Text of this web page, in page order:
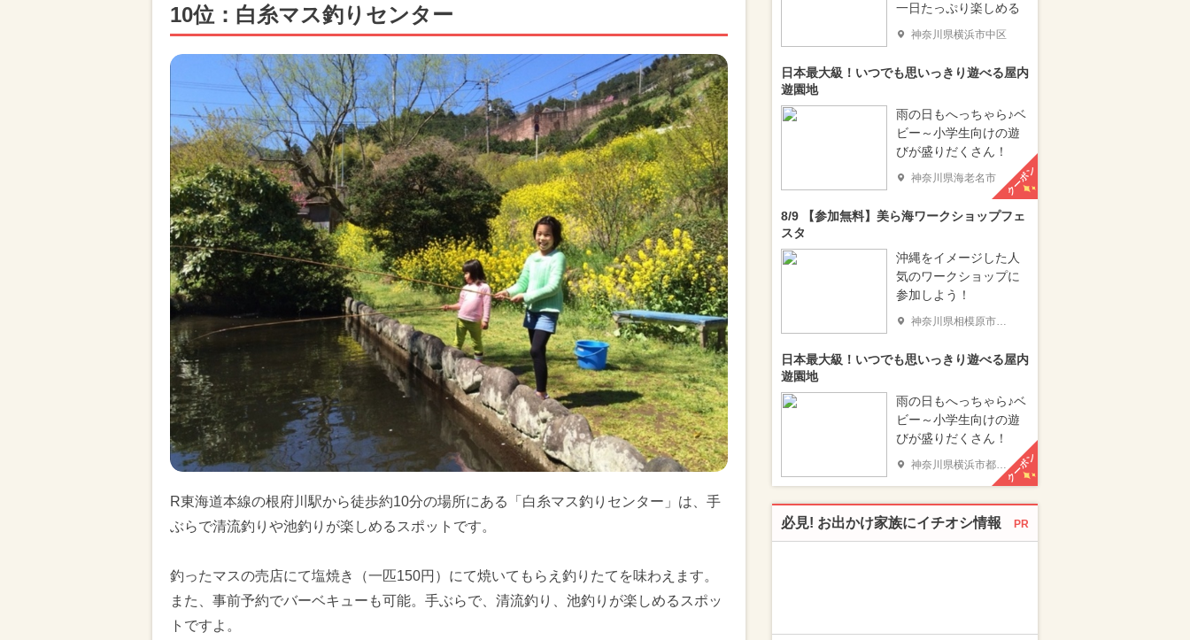
10位：白糸マス釣りセンター
R東海道本線の根府川駅から徒歩約10分の場所にある「白糸マス釣りセンター」は、手
ぶらで清流釣りや池釣りが楽しめるスポットです。
釣ったマスの売店にて塩焼き（一匹150円）にて焼いてもらえ釣りたてを味わえます。
また、事前予約でバーベキューも可能。手ぶらで、清流釣り、池釣りが楽しめるスポッ
トですよ。
一日たっぷり楽しめる
神奈川県横浜市中区
日本最大級！いつでも思いっきり遊べる屋内
遊園地
雨の日もへっちゃら♪ベ
ビー～小学生向けの遊
びが盛りだくさん！
神奈川県海老名市 クーポン
8/9 【参加無料】美ら海ワークショップフェ
スタ
沖縄をイメージした人
気のワークショップに
参加しよう！
神奈川県相模原市南区
日本最大級！いつでも思いっきり遊べる屋内
遊園地
雨の日もへっちゃら♪ベ
ビー～小学生向けの遊
びが盛りだくさん！
神奈川県横浜市都筑区 クーポン
必見! お出かけ家族にイチオシ情報 PR